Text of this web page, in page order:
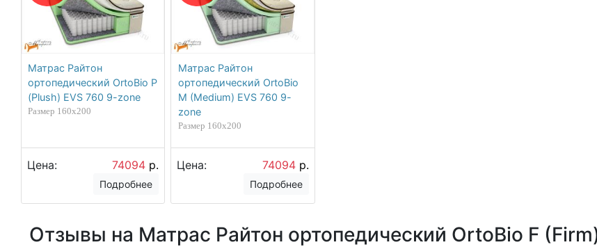
Матрас Райтон
ортопедический OrtoBio P
(Plush) EVS 760 9-zone
Размер 160х200
Цена: 74094 р.
Подробнее
Матрас Райтон
ортопедический OrtoBio
M (Medium) EVS 760 9-
zone
Размер 160х200
Цена: 74094 р.
Подробнее
Отзывы на Матрас Райтон ортопедический OrtoBio F